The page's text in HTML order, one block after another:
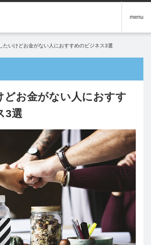
menu
たいけどお金がない人におすすめのビジネス3選
どお金がない人におすす
3選